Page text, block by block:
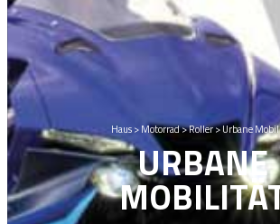
Haus>Motorrad>Roller>Urbane
URBANE